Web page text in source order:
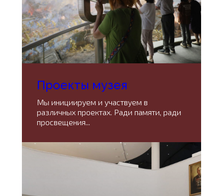
Проекты музея
Мы инициируем и участвуем в
различных проектах. Ради памяти, ради
просвещения...